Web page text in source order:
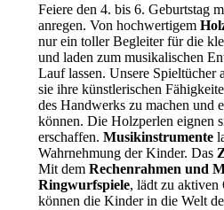
Feiere den 4. bis 6. Geburtstag
anregen. Von hochwertigem
nur ein toller Begleiter für die
und laden zum musikalischen
Lauf lassen. Unsere
sie ihre künstlerischen
des Handwerks zu machen und
können. Die Holzperlen eignen
erschaffen. Musikinstrumente
Wahrnehmung der Kinder. Das
Mit dem Rechenrahmen und
Ringwurfspiele, lädt zu aktiven
können die Kinder in die Welt